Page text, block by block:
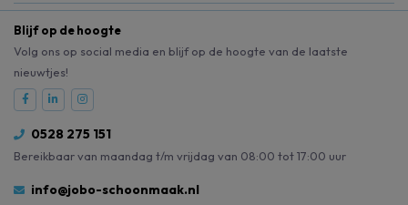
Blijf op de hoogte
Volg ons op social media en blijf op de hoogte van de laatste
nieuwtjes!
0528 275 151
Bereikbaar van maandag t/m vrijdag van 08:00 tot 17:00 uur
info@jobo-schoonmaak.nl